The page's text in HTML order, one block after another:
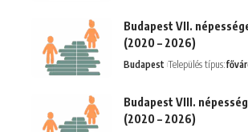
Budapest VII.
(2020 – 2026)
Budapest Település típus:
Budapest VIII.
(2020 – 2026)